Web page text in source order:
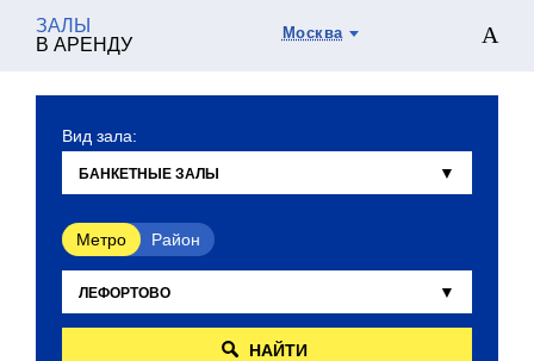
ЗАЛЫ
В АРЕНДУ
Москва
Вид зала:
Метро Район
НАЙТИ